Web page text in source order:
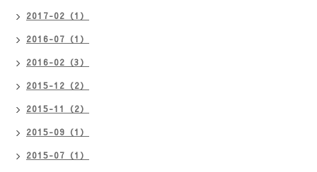
2017-02（1）
2016-07（1）
2016-02（3）
2015-12（2）
2015-11（2）
2015-09（1）
2015-07（1）